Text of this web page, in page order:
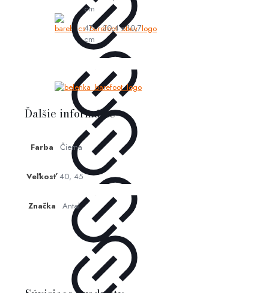
cm
47: 30,4 x 10,7
cm
Ďalšie informácie
Farba Čierna
Veľkosť 40, 45
Značka Antal